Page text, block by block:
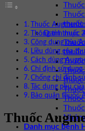
thuốc
Danh mục 3
thuốc
thuốc
Danh mục bệnh
Thuốc
Thông tin thuốc
Công dụng của
Liều dùng của
Cách dùng
Chỉ định sử
Chống chỉ định
Tác dụng phụ
Bảo quản thuốc
Thuốc